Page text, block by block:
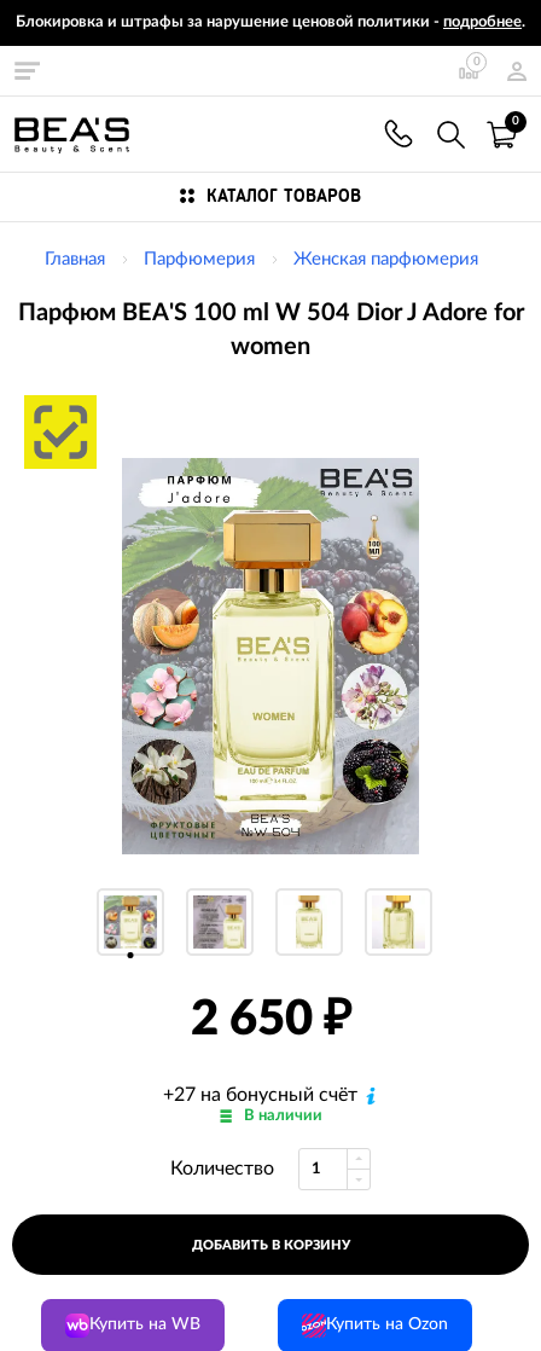
Блокировка и штрафы за нарушение ценовой политики - подробнее.
0
0
КАТАЛОГ ТОВАРОВ
Главная Парфюмерия Женская парфюмерия
Парфюм BEA'S 100 ml W 504 Dior J Adore for
women
Изображения
товаров
2 650 ₽
+27 на бонусный счёт
В наличии
Количество
ДОБАВИТЬ В КОРЗИНУ
Купить на WB Купить на Ozon